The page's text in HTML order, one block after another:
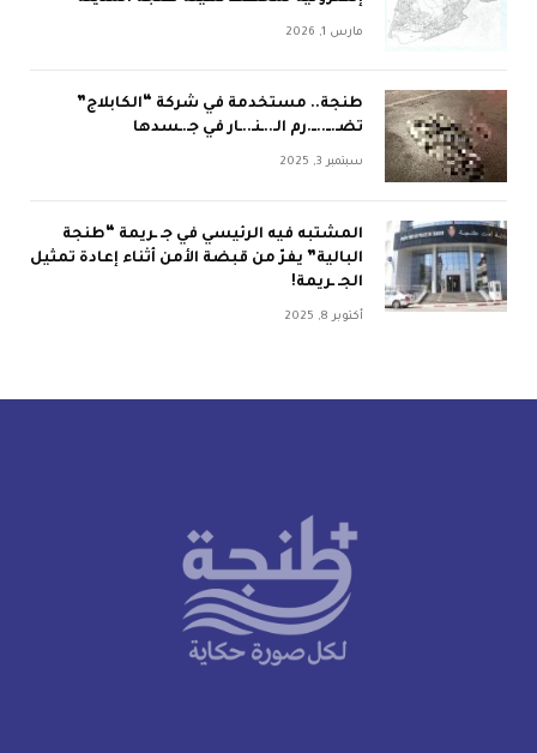
مارس 1, 2026
طنجة.. مستخدمة في شركة “الكابلاج”
تضـ.ــ..ــ.رم الـ..ـنـ..ـار في جـ.ـسدها
سبتمبر 3, 2025
المشتبه فيه الرئيسي في جـ ـريمة “طنجة
البالية” يفرّ من قبضة الأمن أثناء إعادة تمثيل
الجـ ـريمة!
أكتوبر 8, 2025